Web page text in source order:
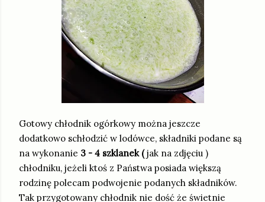
Gotowy chłodnik ogórkowy można jeszcze
dodatkowo schłodzić w lodówce, składniki podane są
na wykonanie 3 - 4 szklanek (jak na zdjęciu )
chłodniku, jeżeli ktoś z Państwa posiada większą
rodzinę polecam podwojenie podanych składników.
Tak przygotowany chłodnik nie dość że świetnie